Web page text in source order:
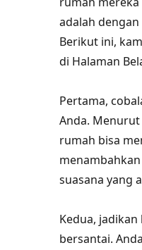
adalah
Berikut ini,
di Halaman
Pertama,
Anda. Menurut
rumah bisa
suasana yang
Kedua,
bersantai.